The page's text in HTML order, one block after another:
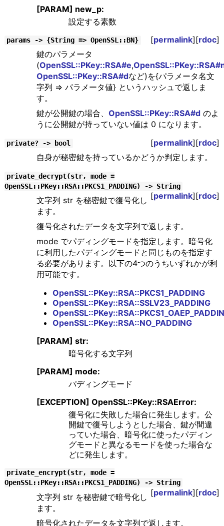
[PARAM] new_p:
設定する素数
params -> {String => OpenSSL::BN} [permalink][rdoc]
鍵のパラメータ
(OpenSSL::PKey::RSA#e,
OpenSSL::PKey::RSA#dなど)を{パラメータ名文
字列 => パラメータ値} というハッシュで返しま
す。
鍵が公開鍵の場合、 OpenSSL::PKey::RSA#dのよ
うに公開鍵が持っていない値は 0 になります。
private? -> bool [permalink][rdoc]
自身が秘密鍵を持っているかどうか判定します。
private_decrypt(str, mode =
OpenSSL::PKey::RSA::PKCS1_PADDING) -> String
[permalink][rdoc]
文字列 str を秘密鍵で復号化し
ます。
復号化されたデータを文字列で返します。
mode でパディングモードを指定します。暗号化
に利用したパディングモードと同じものを指定す
る必要があります。以下の4つのうちいずれかが利
用可能です。
OpenSSL::PKey::RSA::PKCS1_PADDING
OpenSSL::PKey::RSA::SSLV23_PADDING
OpenSSL::PKey::RSA::NO_PADDING
[PARAM] str:
暗号化する文字列
[PARAM] mode:
パディングモード
[EXCEPTION] OpenSSL::PKey::RSAError:
復号化に失敗した場合に発生します。公
開鍵で復号しようとした場合、鍵が間違
っていた場合、暗号化に使ったパディン
グモードと異なるモードを使った場合な
どに発生します。
private_encrypt(str, mode =
OpenSSL::PKey::RSA::PKCS1_PADDING) -> String
[permalink][rdoc]
文字列 str を秘密鍵で暗号化し
ます。
暗号化されたデータを文字列で返します。